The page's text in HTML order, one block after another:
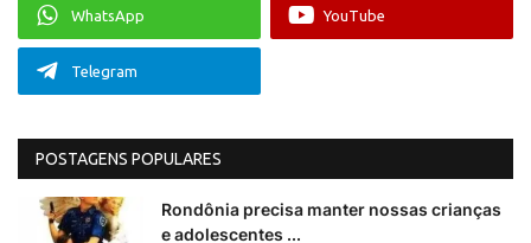
WhatsApp YouTube
Telegram
POSTAGENS POPULARES
Rondônia precisa manter nossas crianças
e adolescentes ...